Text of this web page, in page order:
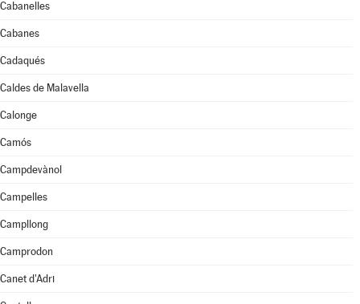
Cabanelles
Cabanes
Cadaqués
Caldes de Malavella
Calonge
Camós
Campdevànol
Campelles
Campllong
Camprodon
Canet d'Adri